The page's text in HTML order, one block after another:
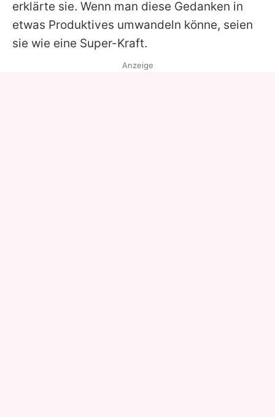
erklärte sie. Wenn man diese Gedanken in
etwas Produktives umwandeln könne, seien
sie wie eine Super-Kraft.
Anzeige